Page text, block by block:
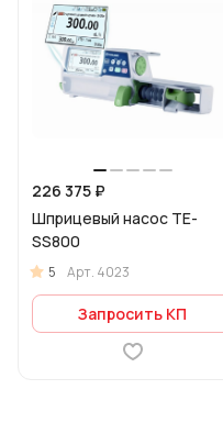
226 375 ₽
Шприцевый насос TE-
SS800
5 Арт. 4023
Запросить КП